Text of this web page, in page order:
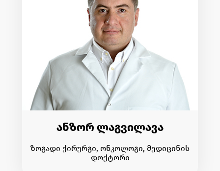
ანზორ ლაგვილავა
ზოგადი ქირურგი, ონკოლოგი, მედიცინის
დოქტორი